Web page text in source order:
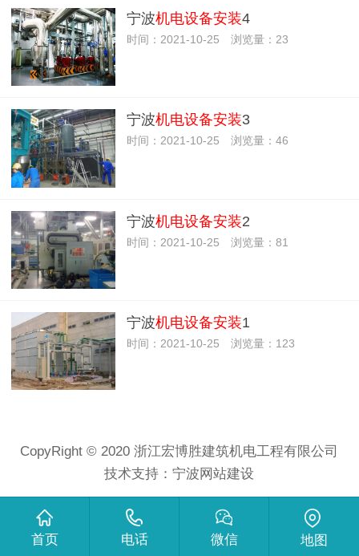
宁波机电设备安装4
时间：2021-10-25 浏览量：23
宁波机电设备安装3
时间：2021-10-25 浏览量：46
宁波机电设备安装2
时间：2021-10-25 浏览量：81
宁波机电设备安装1
时间：2021-10-25 浏览量：123
CopyRight © 2020 浙江宏博胜建筑机电工程有限公司
技术支持：宁波网站建设
首页 电话 微信 地图